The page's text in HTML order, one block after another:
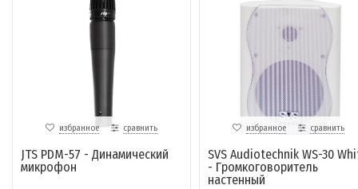
избранное сравнить
JTS PDM-57 - Динамический
микрофон
избранное сравнить
SVS Audiotechnik WS-30
- Громкоговоритель
настенный